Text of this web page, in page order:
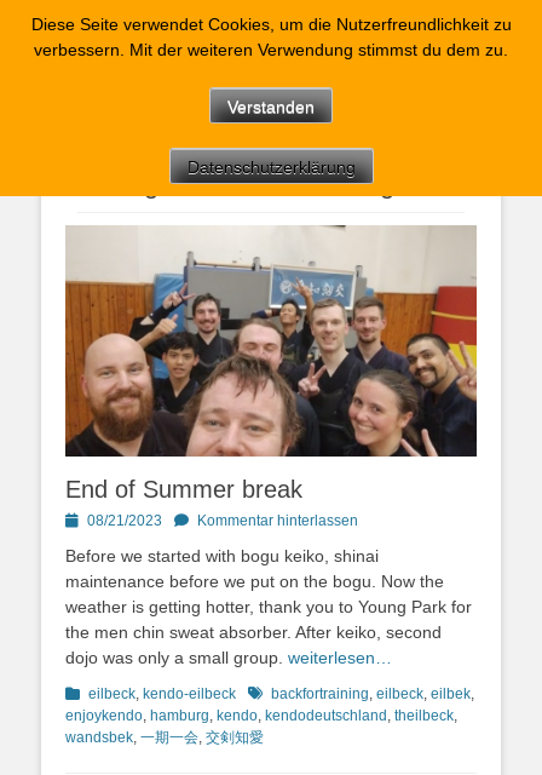
Kendo-Eilbeck
Kendo im TH-Eilbeck Hamburg
Facebook
E-
Mail
YouTube
Schlagwort:backfortraining
End of Summer break
Posted08/21/2023 Kommentar hinterlassen
Before we started with bogu keiko, shinai
maintenance before we put on the bogu. Now the
weather is getting hotter, thank you to Young Park for
the men chin sweat absorber. After keiko, second
dojo was only a small group. weiterlesen…
Kategorien
eilbeck, kendo-eilbeck Schlagworte
backfortraining, eilbeck, eilbek,
enjoykendo, hamburg, kendo, kendodeutschland , theilbeck,
wandsbek, 一期一会, 交剣知愛
Diese Seite verwendet Cookies, um die Nutzerfreundlichkeit zu
verbessern. Mit der weiteren Verwendung stimmst du dem zu.
Verstanden
Datenschutzerklärung